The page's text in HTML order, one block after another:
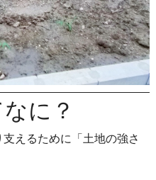
に？
えるために「土地の強さ